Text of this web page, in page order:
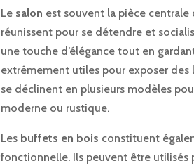
Le salon est souvent la pièce centrale
réunissent pour se détendre et
une touche d’élégance tout en
extrêmement utiles pour exposer des
se déclinent en plusieurs modèles
moderne ou rustique.
Les buffets en bois constituent
fonctionnelle. Ils peuvent être utilisés